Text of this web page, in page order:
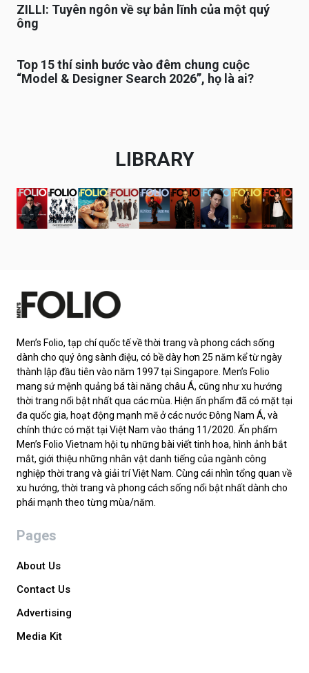
ZILLI: Tuyên ngôn về sự bản lĩnh của một quý
ông
Top 15 thí sinh bước vào đêm chung cuộc
“Model & Designer Search 2026”, họ là ai?
LIBRARY
Men’s Folio, tạp chí quốc tế về thời trang và phong cách sống
dành cho quý ông sành điệu, có bề dày hơn 25 năm kể từ ngày
thành lập đầu tiên vào năm 1997 tại Singapore. Men’s Folio
mang sứ mệnh quảng bá tài năng châu Á, cũng như xu hướng
thời trang nổi bật nhất qua các mùa. Hiện ấn phẩm đã có mặt tại
đa quốc gia, hoạt động mạnh mẽ ở các nước Đông Nam Á, và
chính thức có mặt tại Việt Nam vào tháng 11/2020. Ấn phẩm
Men’s Folio Vietnam hội tụ những bài viết tinh hoa, hình ảnh bắt
mắt, giới thiệu những nhân vật danh tiếng của ngành công
nghiệp thời trang và giải trí Việt Nam. Cùng cái nhìn tổng quan về
xu hướng, thời trang và phong cách sống nổi bật nhất dành cho
phái mạnh theo từng mùa/năm.
Pages
About Us
Contact Us
Advertising
Media Kit